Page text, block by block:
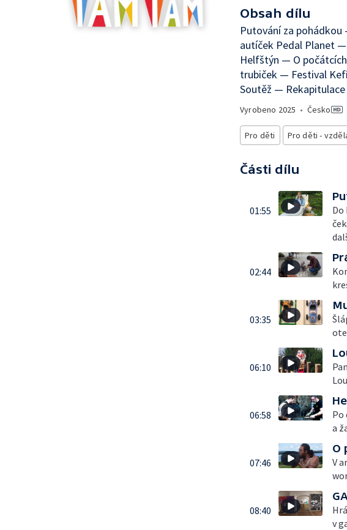
Obsah dílu
Putování za
autíček Pedal Planet
Helfštýn — O
trubiček — Festival
Soutěž — Rekapitulace
Vyrobeno 2025 • Česko
Pro děti Pro děti -
Části dílu
01:55
02:44
03:35
06:10
06:58
Po
a
07:46
O
V
08:40
v